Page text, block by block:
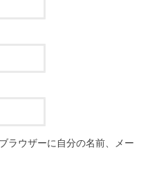
ラウザーに自分の名前、メー